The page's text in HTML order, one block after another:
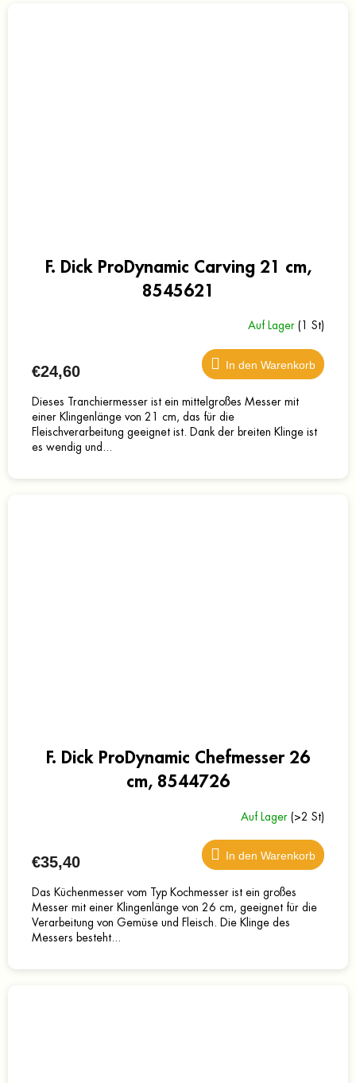
F. Dick ProDynamic Carving 21 cm,
8545621
Auf Lager (1 St)
€24,60 In den Warenkorb
Dieses Tranchiermesser ist ein mittelgroßes Messer mit
einer Klingenlänge von 21 cm, das für die
Fleischverarbeitung geeignet ist. Dank der breiten Klinge ist
es wendig und...
F. Dick ProDynamic Chefmesser 26
cm, 8544726
Auf Lager (>2 St)
€35,40 In den Warenkorb
Das Küchenmesser vom Typ Kochmesser ist ein großes
Messer mit einer Klingenlänge von 26 cm, geeignet für die
Verarbeitung von Gemüse und Fleisch. Die Klinge des
Messers besteht...